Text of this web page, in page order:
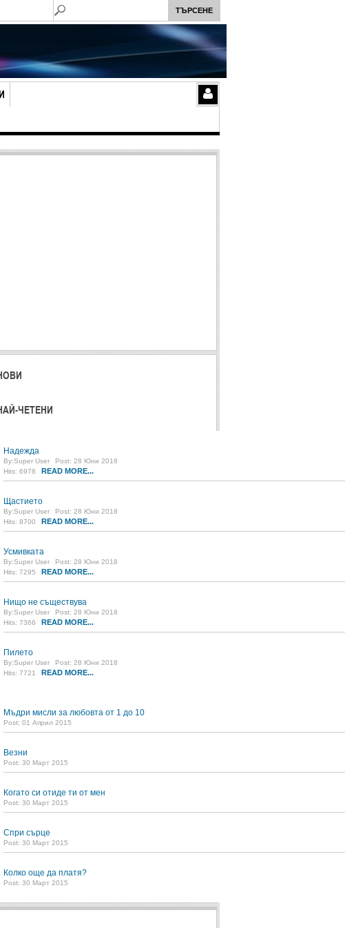
ЧЕТЕНИ
Надежда
By:Super User
Post: 28 Юни 2018
Hits: 6978
READ MORE...
Щастието
By:Super User
Post: 28 Юни 2018
Hits: 8700
READ MORE...
Усмивката
By:Super User
Post: 28 Юни 2018
Hits: 7295
READ MORE...
Нищо не съществува
By:Super User
Post: 28 Юни 2018
Hits: 7366
READ MORE...
Пилето
By:Super User
Post: 28 Юни 2018
Hits: 7721
READ MORE...
Мъдри мисли за любовта от 1 до 10
Post: 01 Април 2015
Везни
Post: 30 Март 2015
Когато си отиде ти от мен
Post: 30 Март 2015
Спри сърце
Post: 30 Март 2015
Колко още да платя?
Post: 30 Март 2015